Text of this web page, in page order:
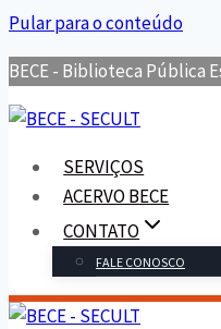
Pular para o conteúdo
BECE - Biblioteca Pública
SERVIÇOS
ACERVO BECE
CONTATO
FALE CONOSCO